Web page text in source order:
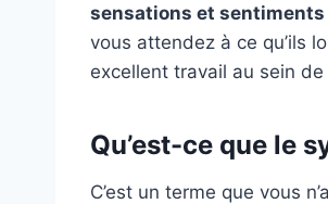
sensations et
vous attendez à ce qu’ils
excellent travail au sein de
Qu’est-ce que le
C’est un terme que vous